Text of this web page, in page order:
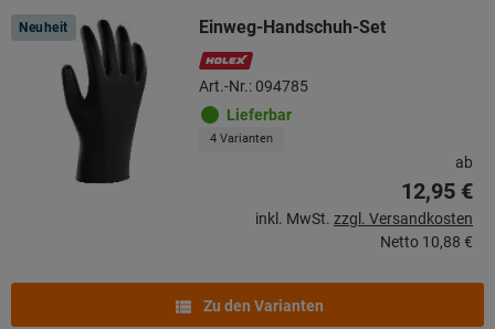
Neuheit Einweg-Handschuh-Set
Art.-Nr.: 094785
Lieferbar
4 Varianten
ab
12,95 €
inkl. MwSt. zzgl. Versandkosten
Netto 10,88 €
Zu den Varianten